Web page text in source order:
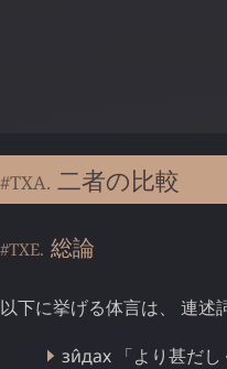
#TXA. 二者の比較
#TXE. 総論
以下に挙げる体言は、 連述
зи̂дах 「より甚だし